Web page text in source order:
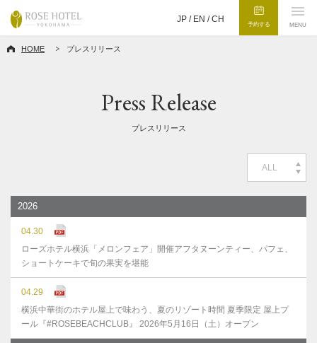
JP / EN /CH
予約する MENU
HOME プレスリリース
Press Release
プレスリリース
ALL
2026
04.30
ローズホテル横浜「メロンフェア」開催アフタヌーンティー、パフェ、
ショートケーキで旬の果実を堪能
04.29
横浜中華街のホテル屋上で味わう、夏のリゾート時間 夏季限定 屋上プ
ール『#ROSEBEACHCLUB』 2026年5月16日（土）オープン